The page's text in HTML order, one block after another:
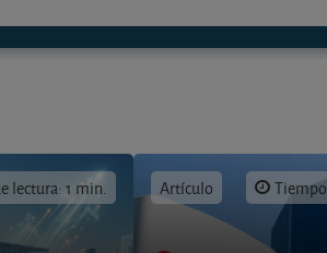
lectura: 1 min. Artículo